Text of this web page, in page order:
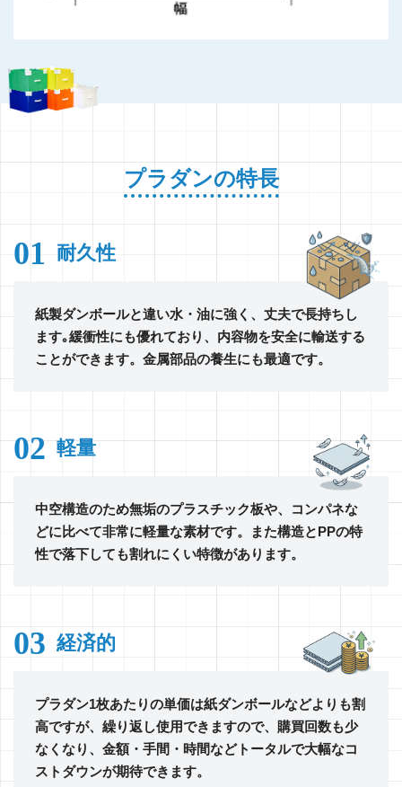
プラダンの特長
01 耐久性
紙製ダンボールと違い水・油に強く、丈夫で長持ちし
ます｡緩衝性にも優れており、内容物を安全に輸送する
ことができます。金属部品の養生にも最適です。
02 軽量
中空構造のため無垢のプラスチック板や、コンパネな
どに比べて非常に軽量な素材です。また構造とPPの特
性で落下しても割れにくい特徴があります。
03 経済的
プラダン1枚あたりの単価は紙ダンボールなどよりも割
高ですが、繰り返し使用できますので、購買回数も少
なくなり、金額・手間・時間などトータルで大幅なコ
ストダウンが期待できます。